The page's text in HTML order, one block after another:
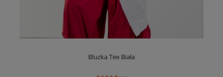
Bluzka Tee Biała